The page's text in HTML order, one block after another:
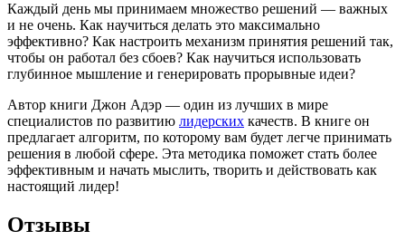
Каждый день мы принимаем множество решений — важных
и не очень. Как научиться делать это максимально
эффективно? Как настроить механизм принятия решений так,
чтобы он работал без сбоев? Как научиться использовать
глубинное мышление и генерировать прорывные идеи?
Автор книги Джон Адэр — один из лучших в мире
специалистов по развитию лидерских качеств. В книге он
предлагает алгоритм, по которому вам будет легче принимать
решения в любой сфере. Эта методика поможет стать более
эффективным и начать мыслить, творить и действовать как
настоящий лидер!
Отзывы